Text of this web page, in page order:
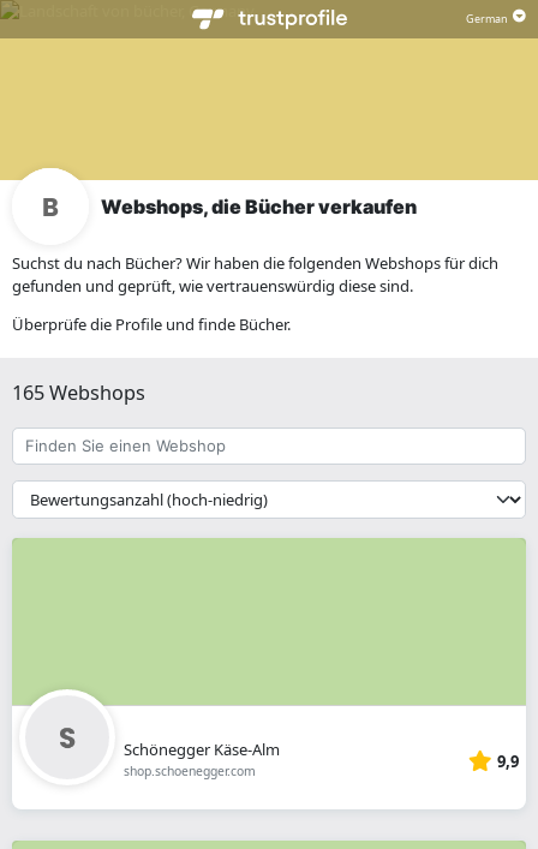
Webshops, die Bücher verkaufen
Suchst du nach Bücher? Wir haben die folgenden Webshops für dich
gefunden und geprüft, wie vertrauenswürdig diese sind.
Überprüfe die Profile und finde Bücher.
165 Webshops
Finden
Sie
einen
Webshop
{{
__('Sort')
}}
Schönegger Käse-Alm
shop.schoenegger.com 9,9